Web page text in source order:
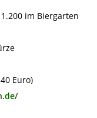
im Biergarten
Euro)